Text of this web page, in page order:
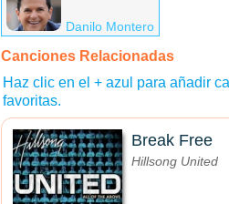
Danilo Montero
Canciones Relacionadas
Haz clic en el + azul para añadir
favoritas.
Break Free
Hillsong United